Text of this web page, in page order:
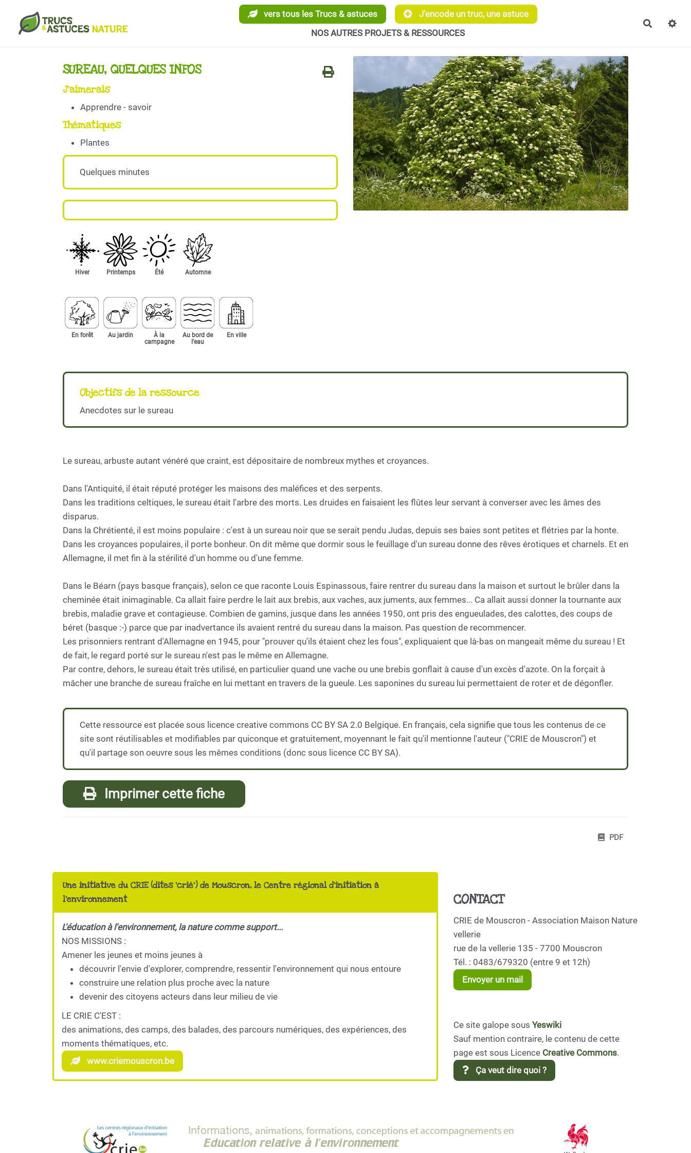
Aller au contenu principal vers tous les Trucs & astuces
J'encode un truc, une astuce
NOS AUTRES PROJETS & RESSOURCES
SUREAU, QUELQUES INFOS
J'aimerais
Apprendre - savoir
Thématiques
Plantes
Quelques minutes
Hiver Printemps Été Automne
En forêt Au jardin
À la
campagne
Au bord de
l'eau
En ville
Objectifs de la ressource
Anecdotes sur le sureau
Le sureau, arbuste autant vénéré que craint, est dépositaire de nombreux mythes et croyances.
Dans l'Antiquité, il était réputé protéger les maisons des maléfices et des serpents.
Dans les traditions celtiques, le sureau était l'arbre des morts. Les druides en faisaient les flûtes leur servant à converser avec les âmes des
disparus.
Dans la Chrétienté, il est moins populaire : c'est à un sureau noir que se serait pendu Judas, depuis ses baies sont petites et flétries par la honte.
Dans les croyances populaires, il porte bonheur. On dit même que dormir sous le feuillage d'un sureau donne des rêves érotiques et charnels. Et en
Allemagne, il met fin à la stérilité d'un homme ou d'une femme.
Dans le Béarn (pays basque français), selon ce que raconte Louis Espinassous, faire rentrer du sureau dans la maison et surtout le brûler dans la
cheminée était inimaginable. Ca allait faire perdre le lait aux brebis, aux vaches, aux juments, aux femmes... Ca allait aussi donner la tournante aux
brebis, maladie grave et contagieuse. Combien de gamins, jusque dans les années 1950, ont pris des engueulades, des calottes, des coups de
béret (basque :-) parce que par inadvertance ils avaient rentré du sureau dans la maison. Pas question de recommencer.
Les prisonniers rentrant d'Allemagne en 1945, pour "prouver qu'ils étaient chez les fous", expliquaient que là-bas on mangeait même du sureau ! Et
de fait, le regard porté sur le sureau n'est pas le même en Allemagne.
Par contre, dehors, le sureau était très utilisé, en particulier quand une vache ou une brebis gonflait à cause d'un excès d'azote. On la forçait à
mâcher une branche de sureau fraîche en lui mettant en travers de la gueule. Les saponines du sureau lui permettaient de roter et de dégonfler.
Cette ressource est placée sous licence creative commons CC BY SA 2.0 Belgique. En français, cela signifie que tous les contenus de ce
site sont réutilisables et modifiables par quiconque et gratuitement, moyennant le fait qu'il mentionne l'auteur ("CRIE de Mouscron") et
qu'il partage son oeuvre sous les mêmes conditions (donc sous licence CC BY SA).
Imprimer cette fiche
PDF
Une initiative du CRIE (dites 'crié') de Mouscron, le Centre régional d'initiation à
l'environnement
L'éducation à l'environnement, la nature comme support...
NOS MISSIONS :
Amener les jeunes et moins jeunes à
découvrir l'envie d'explorer, comprendre, ressentir l'environnement qui nous entoure
construire une relation plus proche avec la nature
devenir des citoyens acteurs dans leur milieu de vie
LE CRIE C'EST :
des animations, des camps, des balades, des parcours numériques, des expériences, des
moments thématiques, etc.
www.criemouscron.be
CONTACT
CRIE de Mouscron - Association Maison Nature
vellerie
rue de la vellerie 135 - 7700 Mouscron
Tél. : 0483/679320 (entre 9 et 12h)
Envoyer un mail
Ce site galope sous Yeswiki
Sauf mention contraire, le contenu de cette
page est sous Licence Creative Commons.
Ça veut dire quoi ?